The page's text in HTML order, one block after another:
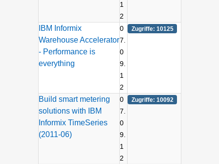
1
2
IBM Informix
Warehouse Accelerator
- Performance is
everything
0
7.
0
9.
1
2
Zugriffe: 10125
Build smart metering
solutions with IBM
Informix TimeSeries
(2011-06)
0
7.
0
9.
1
2
Zugriffe: 10092